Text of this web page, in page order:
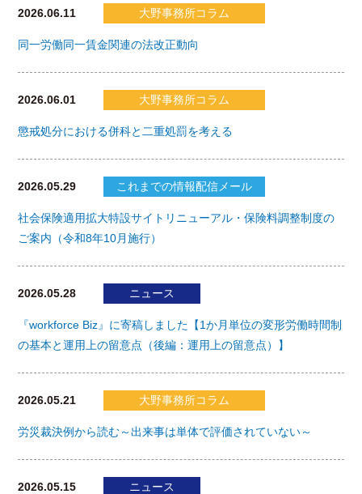
2026.06.11 大野事務所コラム
同一労働同一賃金関連の法改正動向
2026.06.01 大野事務所コラム
懲戒処分における併科と二重処罰を考える
2026.05.29 これまでの情報配信メール
社会保険適用拡大特設サイトリニューアル・保険料調整制度の
ご案内（令和8年10月施行）
2026.05.28 ニュース
『workforce Biz』に寄稿しました【1か月単位の変形労働時間制
の基本と運用上の留意点（後編：運用上の留意点）】
2026.05.21 大野事務所コラム
労災裁決例から読む～出来事は単体で評価されていない～
2026.05.15 ニュース